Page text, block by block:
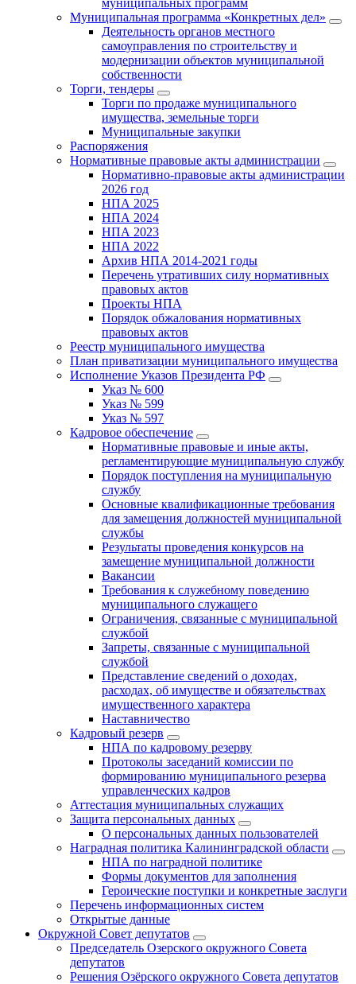
муниципальных программ
Муниципальная программа «Конкретных дел»
Деятельность органов местного
самоуправления по строительству и
модернизации объектов муниципальной
собственности
Торги, тендеры
Торги по продаже муниципального
имущества, земельные торги
Муниципальные закупки
Распоряжения
Нормативные правовые акты администрации
Нормативно-правовые акты администрации
2026 год
НПА 2025
НПА 2024
НПА 2023
НПА 2022
Архив НПА 2014-2021 годы
Перечень утративших силу нормативных
правовых актов
Проекты НПА
Порядок обжалования нормативных
правовых актов
Реестр муниципального имущества
План приватизации муниципального имущества
Исполнение Указов Президента РФ
Указ № 600
Указ № 599
Указ № 597
Кадровое обеспечение
Нормативные правовые и иные акты,
регламентирующие муниципальную службу
Порядок поступления на муниципальную
службу
Основные квалификационные требования
для замещения должностей муниципальной
службы
Результаты проведения конкурсов на
замещение муниципальной должности
Вакансии
Требования к служебному поведению
муниципального служащего
Ограничения, связанные с муниципальной
службой
Запреты, связанные с муниципальной
службой
Представление сведений о доходах,
расходах, об имуществе и обязательствах
имущественного характера
Наставничество
Кадровый резерв
НПА по кадровому резерву
Протоколы заседаний комиссии по
формированию муниципального резерва
управленческих кадров
Аттестация муниципальных служащих
Защита персональных данных
О персональных данных пользователей
Наградная политика Калининградской области
НПА по наградной политике
Формы документов для заполнения
Героические поступки и конкретные заслуги
Перечень информационных систем
Открытые данные
Окружной Совет депутатов
Председатель Озерского окружного Совета
депутатов
Решения Озёрского окружного Совета депутатов